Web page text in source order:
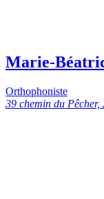
Marie-
Orthophoniste
39 chemin du